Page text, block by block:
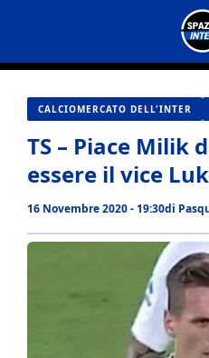
contenuto
CALCIOMERCATO DELL'INTER
TS – Piace Milik
essere il vice
16 Novembre 2020 - 19:30di